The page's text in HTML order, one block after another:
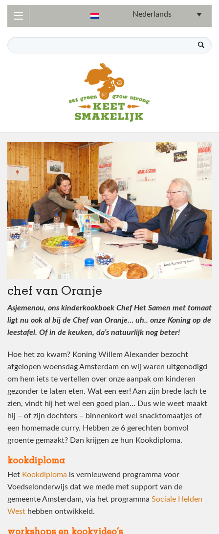
Nederlands
chef van Oranje
Asjemenou, ons kinderkookboek Chef Het Samen met tomaat
ligt nu ook al bij de Chef van Oranje… uh.. onze Koning op de
leestafel. Of in de keuken, da’s natuurlijk nog beter!
Hoe het zo kwam? Koning Willem Alexander bezocht
afgelopen woensdag Amsterdam en wij waren uitgenodigd
om hem iets te vertellen over onze aanpak om kinderen
gezonder te laten eten. Wat een eer! Aan zijn brede lach te
zien, vindt hij het wel een goed plan… Dus wie weet maakt
hij – of zijn dochters – binnenkort wel snacktomaatjes of
een homemade curry. Hebben ze 6 gerechten bomvol
groente gemaakt? Dan krijgen ze hun Kookdiploma.
kookdiploma
Het Kookdiploma is vernieuwend programma voor
Voedselonderwijs dat we mede met support van de
gemeente Amsterdam, via het programma Sociale Helden
West hebben ontwikkeld.